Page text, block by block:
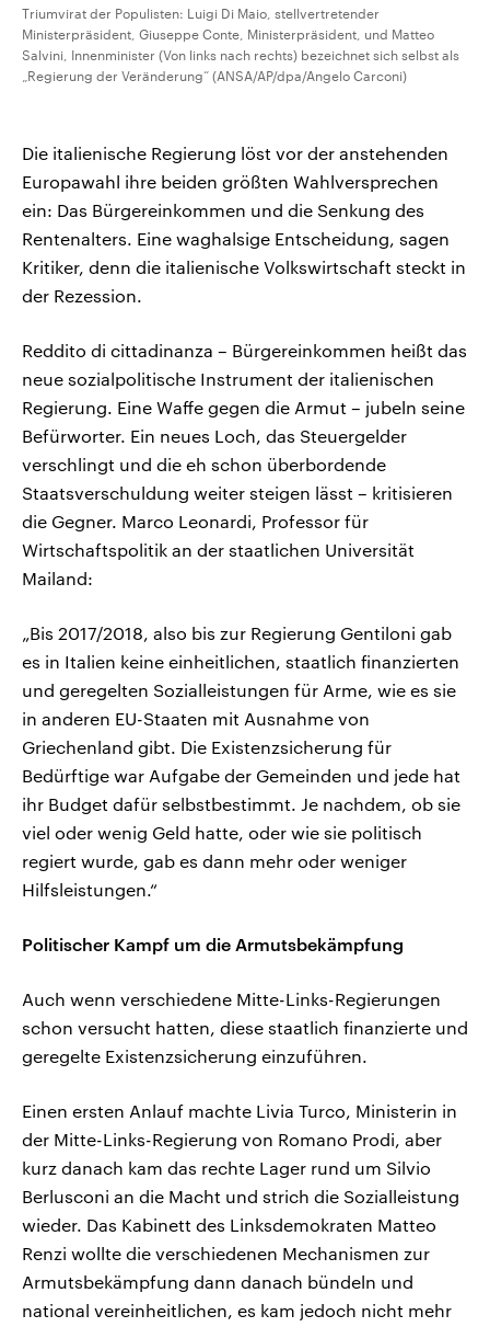
Triumvirat der Populisten: Luigi Di Maio, stellvertretender
Ministerpräsident, Giuseppe Conte, Ministerpräsident, und Matteo
Salvini, Innenminister (Von links nach rechts) bezeichnet sich selbst als
„Regierung der Veränderung“ (ANSA/AP/dpa/Angelo Carconi)
Die italienische Regierung löst vor der anstehenden
Europawahl ihre beiden größten Wahlversprechen
ein: Das Bürgereinkommen und die Senkung des
Rentenalters. Eine waghalsige Entscheidung, sagen
Kritiker, denn die italienische Volkswirtschaft steckt in
der Rezession.
Reddito di cittadinanza – Bürgereinkommen heißt das
neue sozialpolitische Instrument der italienischen
Regierung. Eine Waffe gegen die Armut – jubeln seine
Befürworter. Ein neues Loch, das Steuergelder
verschlingt und die eh schon überbordende
Staatsverschuldung weiter steigen lässt – kritisieren
die Gegner. Marco Leonardi, Professor für
Wirtschaftspolitik an der staatlichen Universität
Mailand:
„Bis 2017/2018, also bis zur Regierung Gentiloni gab
es in Italien keine einheitlichen, staatlich finanzierten
und geregelten Sozialleistungen für Arme, wie es sie
in anderen EU-Staaten mit Ausnahme von
Griechenland gibt. Die Existenzsicherung für
Bedürftige war Aufgabe der Gemeinden und jede hat
ihr Budget dafür selbstbestimmt. Je nachdem, ob sie
viel oder wenig Geld hatte, oder wie sie politisch
regiert wurde, gab es dann mehr oder weniger
Hilfsleistungen.“
Politischer Kampf um die Armutsbekämpfung
Auch wenn verschiedene Mitte-Links-Regierungen
schon versucht hatten, diese staatlich finanzierte und
geregelte Existenzsicherung einzuführen.
Einen ersten Anlauf machte Livia Turco, Ministerin in
der Mitte-Links-Regierung von Romano Prodi, aber
kurz danach kam das rechte Lager rund um Silvio
Berlusconi an die Macht und strich die Sozialleistung
wieder. Das Kabinett des Linksdemokraten Matteo
Renzi wollte die verschiedenen Mechanismen zur
Armutsbekämpfung dann danach bündeln und
national vereinheitlichen, es kam jedoch nicht mehr